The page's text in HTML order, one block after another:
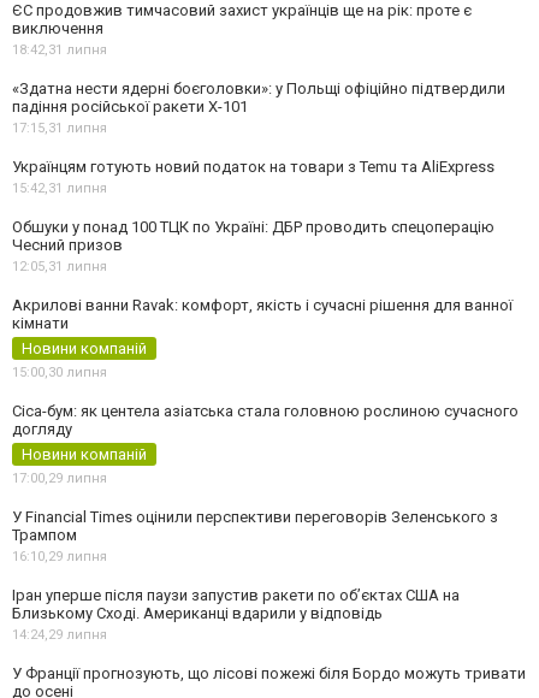
ЄС продовжив тимчасовий захист українців ще на рік: проте є
виключення
18:42,31 липня
«Здатна нести ядерні боєголовки»: у Польщі офіційно підтвердили
падіння російської ракети Х-101
17:15,31 липня
Українцям готують новий податок на товари з Temu та AliExpress
15:42,31 липня
Обшуки у понад 100 ТЦК по Україні: ДБР проводить спецоперацію
Чесний призов
12:05,31 липня
Акрилові ванни Ravak: комфорт, якість і сучасні рішення для ванної
кімнати
Новини компаній
15:00,30 липня
Cica-бум: як центела азіатська стала головною рослиною сучасного
догляду
Новини компаній
17:00,29 липня
У Financial Times оцінили перспективи переговорів Зеленського з
Трампом
16:10,29 липня
Іран уперше після паузи запустив ракети по обʼєктах США на
Близькому Сході. Американці вдарили у відповідь
14:24,29 липня
У Франції прогнозують, що лісові пожежі біля Бордо можуть тривати
до осені